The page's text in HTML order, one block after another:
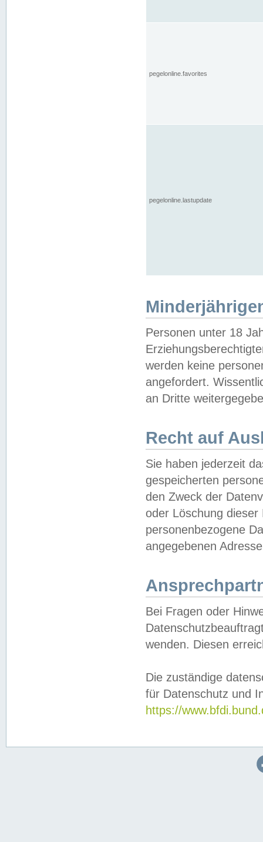
pegelonline.favorites
pegelonline.lastupdate
Personen unter 18
werden keine
angefordert.
an Dritte
Recht auf
Sie haben jederzeit
gespeicherten
den Zweck der
oder Löschung
personenbezogene
angegebenen
Bei Fragen oder
wenden. Diesen
Die zuständige
für Datenschutz und
https://